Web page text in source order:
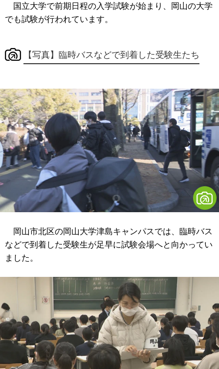
国立大学で前期日程の入学試験が始まり、岡山の大学
でも試験が行われています。
【写真】臨時バスなどで到着した受験生たち
岡山市北区の岡山大学津島キャンパスでは、臨時バス
などで到着した受験生が足早に試験会場へと向かってい
ました。